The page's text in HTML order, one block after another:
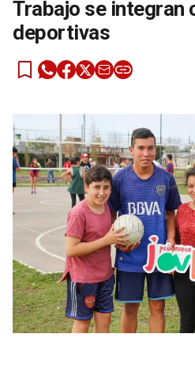
Trabajo se integran
deportivas